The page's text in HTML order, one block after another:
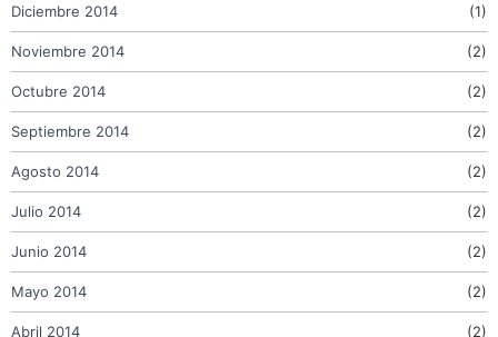
Diciembre 2014 (1)
Noviembre 2014 (2)
Octubre 2014 (2)
Septiembre 2014 (2)
Agosto 2014 (2)
Julio 2014 (2)
Junio 2014 (2)
Mayo 2014 (2)
Abril 2014 (2)